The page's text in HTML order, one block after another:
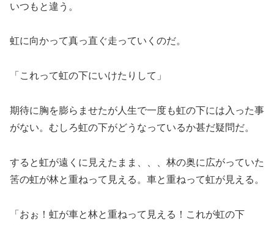
いつもと違う。
虹に向かって真っ直ぐ走っていくのだ。
「これって虹の下にいけたりして」
期待に胸を膨らませたが人生で一度も虹の下には入った事
がない。むしろ虹の下がどうなっているか甚だ疑問だ。
すると虹が遠くに見えたまま、、、林の奥に広がっていた
筈の虹が林と重ねって見える。車と重ねって虹が見える。
「おぉ！虹が車と林と重ねって見える！これが虹の下